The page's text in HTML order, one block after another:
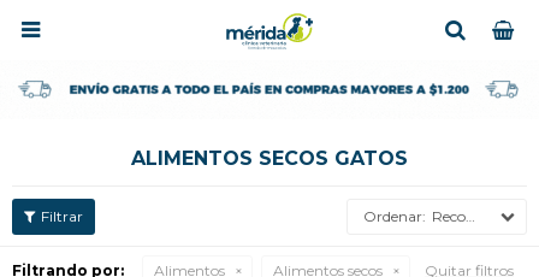

ALIMENTOS SECOS GATOS
Recomendados
Filtrando por: Alimentos Alimentos secos Quitar filtros